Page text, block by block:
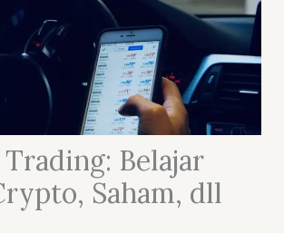
Trading: Belajar
Saham, dll